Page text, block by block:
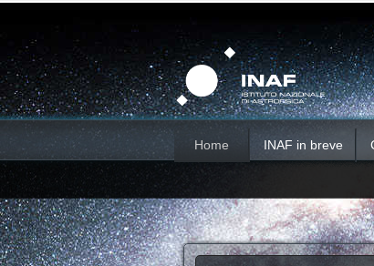
contenuti.
Salta
alla
navigazione
Home INAF in breve